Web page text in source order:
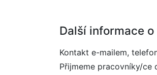
Další informace
Kontakt e-mailem,
Přijmeme pracovníky/ce